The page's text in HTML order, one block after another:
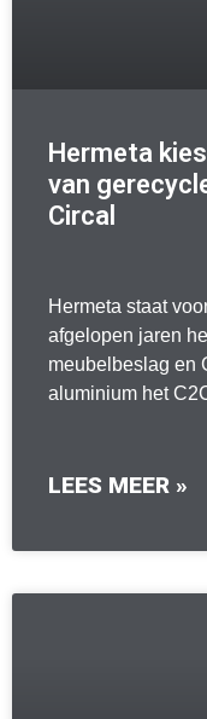
Hermeta
van
Circal
Hermeta staat
afgelopen jaren
meubelbeslag en
aluminium het
LEES MEER »